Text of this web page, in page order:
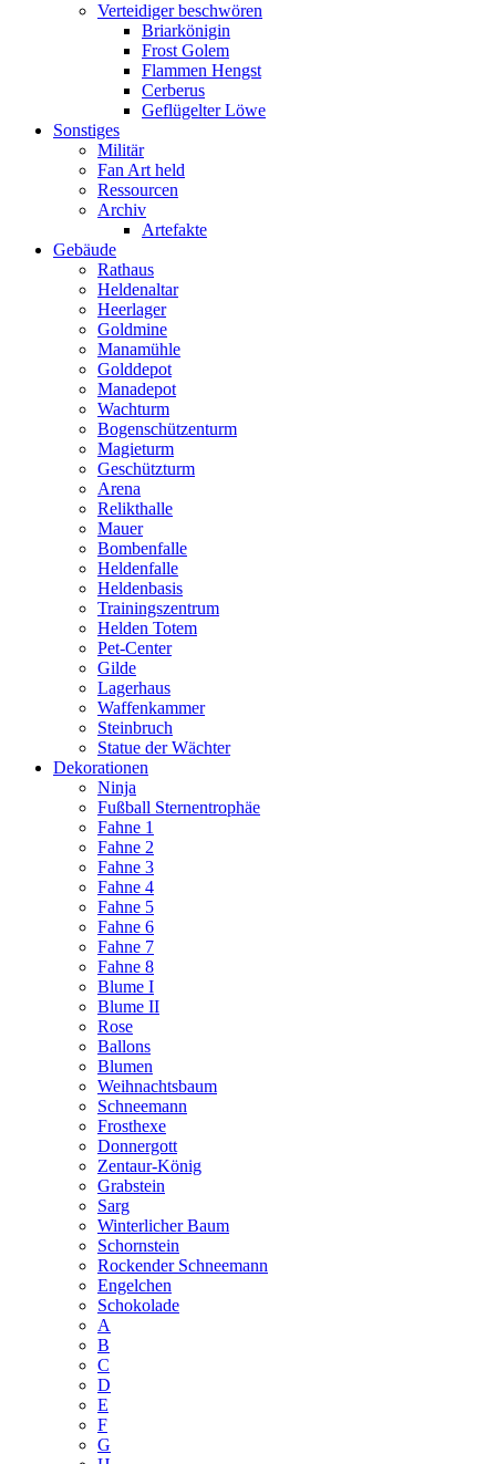
Verteidiger beschwören
Briarkönigin
Frost Golem
Flammen Hengst
Cerberus
Geflügelter Löwe
Sonstiges
Militär
Fan Art held
Ressourcen
Archiv
Artefakte
Gebäude
Rathaus
Heldenaltar
Heerlager
Goldmine
Manamühle
Golddepot
Manadepot
Wachturm
Bogenschützenturm
Magieturm
Geschützturm
Arena
Relikthalle
Mauer
Bombenfalle
Heldenfalle
Heldenbasis
Trainingszentrum
Helden Totem
Pet-Center
Gilde
Lagerhaus
Waffenkammer
Steinbruch
Statue der Wächter
Dekorationen
Ninja
Fußball Sternentrophäe
Fahne 1
Fahne 2
Fahne 3
Fahne 4
Fahne 5
Fahne 6
Fahne 7
Fahne 8
Blume I
Blume II
Rose
Ballons
Blumen
Weihnachtsbaum
Schneemann
Frosthexe
Donnergott
Zentaur-König
Grabstein
Sarg
Winterlicher Baum
Schornstein
Rockender Schneemann
Engelchen
Schokolade
A
B
C
D
E
F
G